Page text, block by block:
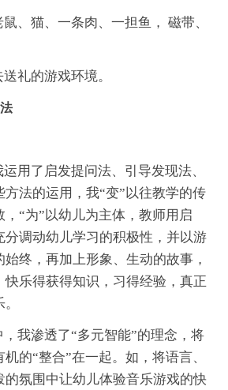
、猫、一条肉、一担鱼， 磁带、
礼的游戏环境。
用了启发提问法、引导发现法、
法的运用，我“变”以往教学的传
“为”以幼儿为主体，教师用启
分调动幼儿学习的积极性，并以游
终，再加上形象、生动的故事，
乐得获得知识，习得经验，真正
我渗透了“多元智能”的理念，将
的“整合”在一起。如，将语言、
的氛围中让幼儿体验音乐游戏的快